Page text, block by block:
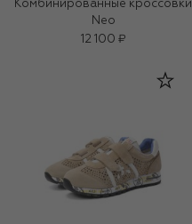
Комбинированные кроссовки
Neo
12 100 ₽